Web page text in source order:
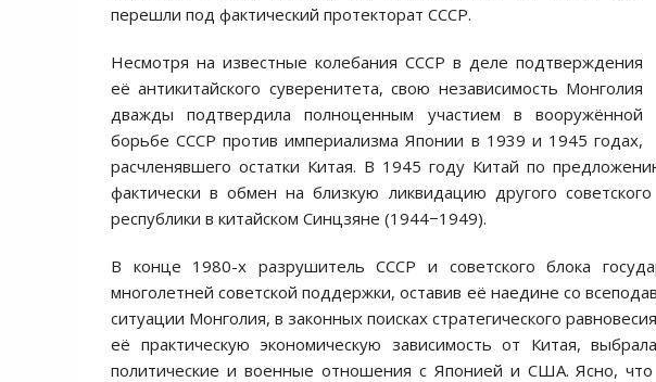
перешли под фактический протекторат СССР.
Несмотря на известные колебания СССР в деле подтверждения
её антикитайского суверенитета, свою независимость Монголия
дважды подтвердила полноценным участием в вооружённой
борьбе СССР против империализма Японии в 1939 и 1945 годах,
расчленявшего остатки Китая. В 1945 году Китай по
фактически в обмен на близкую ликвидацию другого
республики в китайском Синцзяне (1944−1949).
В конце 1980-х разрушитель СССР и советского блока
многолетней советской поддержки, оставив её наедине со
ситуации Монголия, в законных поисках стратегического
её практическую экономическую зависимость от Китая,
политические и военные отношения с Японией и США. Ясно,